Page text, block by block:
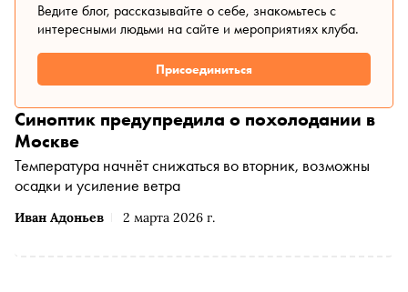
Ведите блог, рассказывайте о себе, знакомьтесь с
интересными людьми на сайте и мероприятиях клуба.
Присоединиться
Иван Адоньев 2 марта 2026 г.
Синоптик предупредила о похолодании в
Москве
Температура начнёт снижаться во вторник, возможны
осадки и усиление ветра